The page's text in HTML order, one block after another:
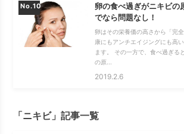
No.
卵の食べ過ぎがニキビの
でなら問題なし！
卵はその栄養価の高さから「完
康にもアンチエイジングにも高
ます。 その一方で、食べ過ぎる
の原...
2019.2.6
「ニキビ」記事一覧